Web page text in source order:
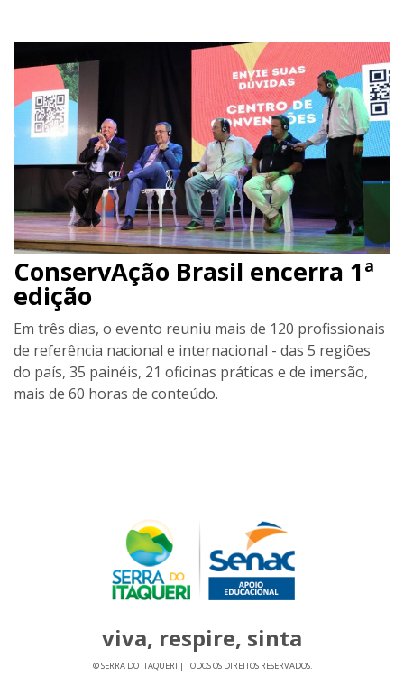
ConservAção Brasil encerra 1ª
edição
Em três dias, o evento reuniu mais de 120 profissionais
de referência nacional e internacional - das 5 regiões
do país, 35 painéis, 21 oficinas práticas e de imersão,
mais de 60 horas de conteúdo.
viva, respire, sinta
© SERRA DO ITAQUERI | TODOS OS DIREITOS RESERVADOS.